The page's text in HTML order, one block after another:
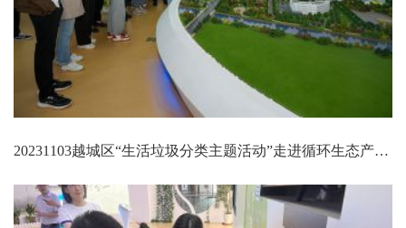
20231103越城区“生活垃圾分类主题活动”走进循环生态产业园（一期）再生资源发电厂